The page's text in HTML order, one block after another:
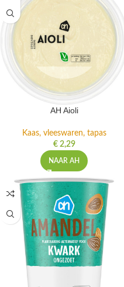
AH Aioli
Kaas, vleeswaren, tapas
€2,29
NAAR AH